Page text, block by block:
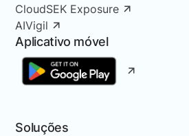
CloudSEK Exposure
AIVigil
Aplicativo móvel
Soluções